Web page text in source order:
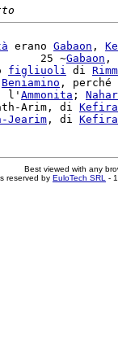
erano Gabaon ,
25 ~Gabaon ,
figliuoli di
Beniamino , perché
l'Ammonita ;
Arim, di Kefira
Jearim , di Kefira
Best viewed with any
reserved by EuloTech SRL -